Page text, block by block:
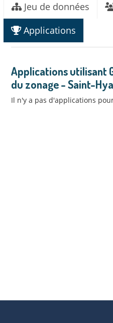
Jeu de données
Applications
Applications utilisant
du zonage - Saint-
Il n'y a pas d'applications